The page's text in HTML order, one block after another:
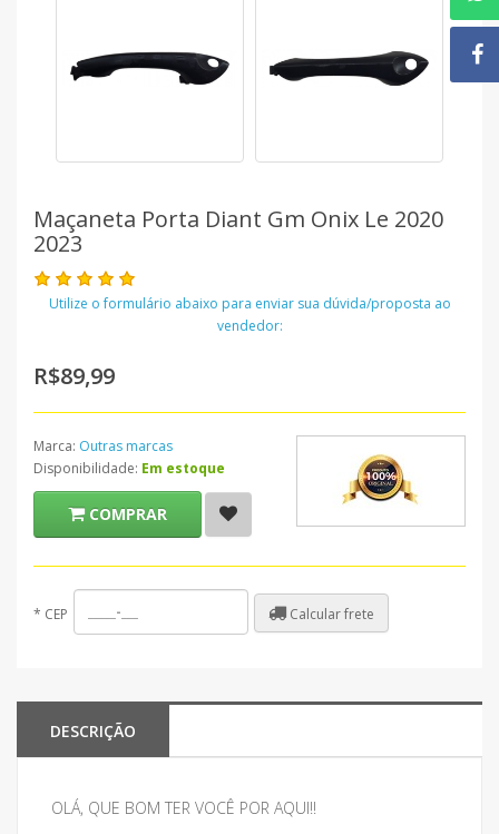
Maçaneta Porta Diant Gm Onix Le 2020
2023
Utilize o formulário abaixo para enviar sua dúvida/proposta ao
vendedor:
R$89,99
Marca: Outras marcas
Disponibilidade: Em estoque
COMPRAR
* CEP Calcular frete
DESCRIÇÃO
OLÁ, QUE BOM TER VOCÊ POR AQUI!!